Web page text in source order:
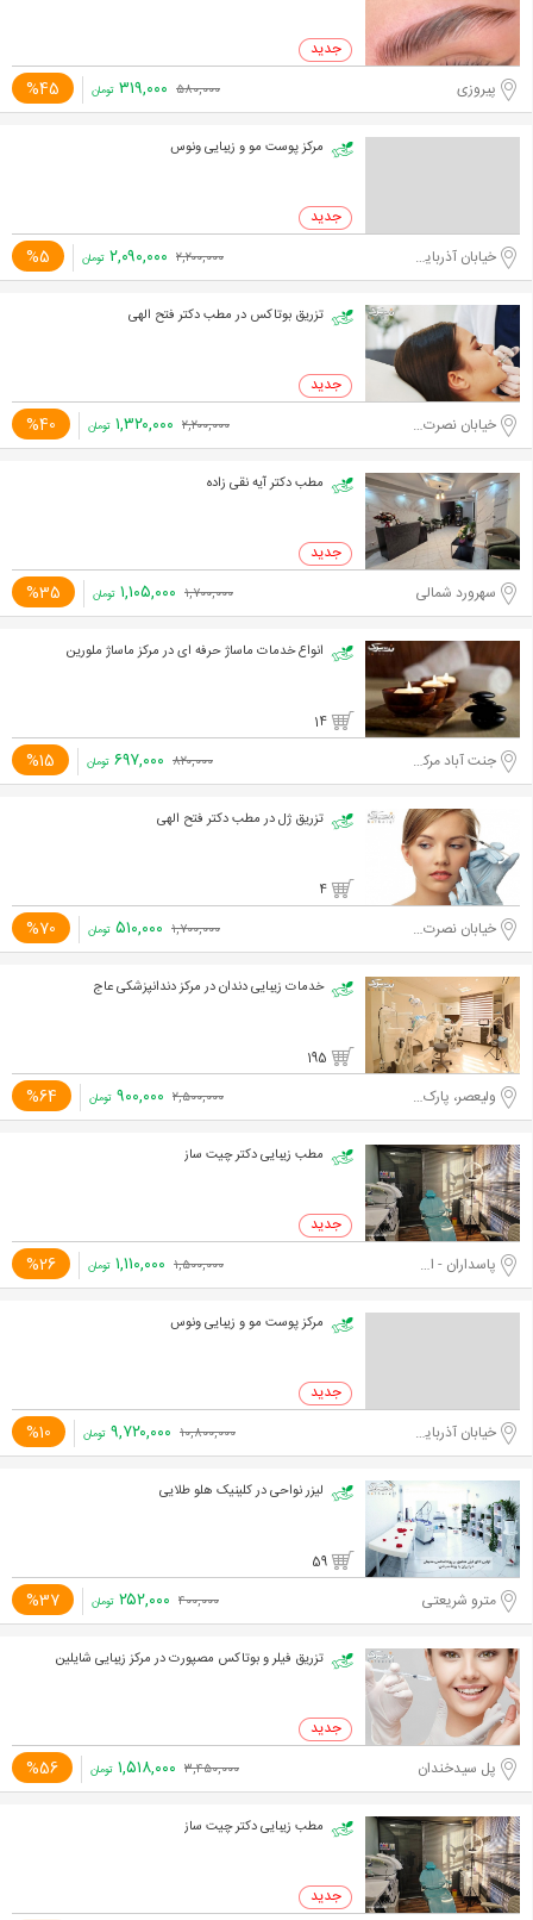
پیروزی %45 ۵۸۰,۰۰۰ ۳۱۹,۰۰۰ تومان
مرکز پوست مو و زیبایی ونوس
خیابان آذربایجان %5 ۲,۲۰۰,۰۰۰ ۲,۰۹۰,۰۰۰ تومان
تزریق بوتاکس در مطب دکتر فتح الهی
خیابان نصرت غربی %40 ۲,۲۰۰,۰۰۰ ۱,۳۲۰,۰۰۰ تومان
مطب دکتر آیه نقی زاده
سهرورد شمالی %35 ۱,۷۰۰,۰۰۰ ۱,۱۰۵,۰۰۰ تومان
انواع خدمات ماساژ حرفه ای در مرکز ماساژ ملورین
14
جنت آباد مرکزی %15 ۸۲۰,۰۰۰ ۶۹۷,۰۰۰ تومان
تزریق ژل در مطب دکتر فتح الهی
4
خیابان نصرت غربی %70 ۱,۷۰۰,۰۰۰ ۵۱۰,۰۰۰ تومان
خدمات زیبایی دندان در مرکز دندانپزشکی عاج
195
ولیعصر، پارک ساعی %64 ۲,۵۰۰,۰۰۰ ۹۰۰,۰۰۰ تومان
مطب زیبایی دکتر چیت ساز
پاسداران - اختیاریه جنوبی %26 ۱,۵۰۰,۰۰۰ ۱,۱۱۰,۰۰۰ تومان
مرکز پوست مو و زیبایی ونوس
خیابان آذربایجان %10 ۱۰,۸۰۰,۰۰۰ ۹,۷۲۰,۰۰۰ تومان
لیزر نواحی در کلینیک هلو طلایی
59
مترو شریعتی %37 ۴۰۰,۰۰۰ ۲۵۲,۰۰۰ تومان
تزریق فیلر و بوتاکس مصپورت در مرکز زیبایی شایلین
پل سیدخندان %56 ۳,۴۵۰,۰۰۰ ۱,۵۱۸,۰۰۰ تومان
مطب زیبایی دکتر چیت ساز